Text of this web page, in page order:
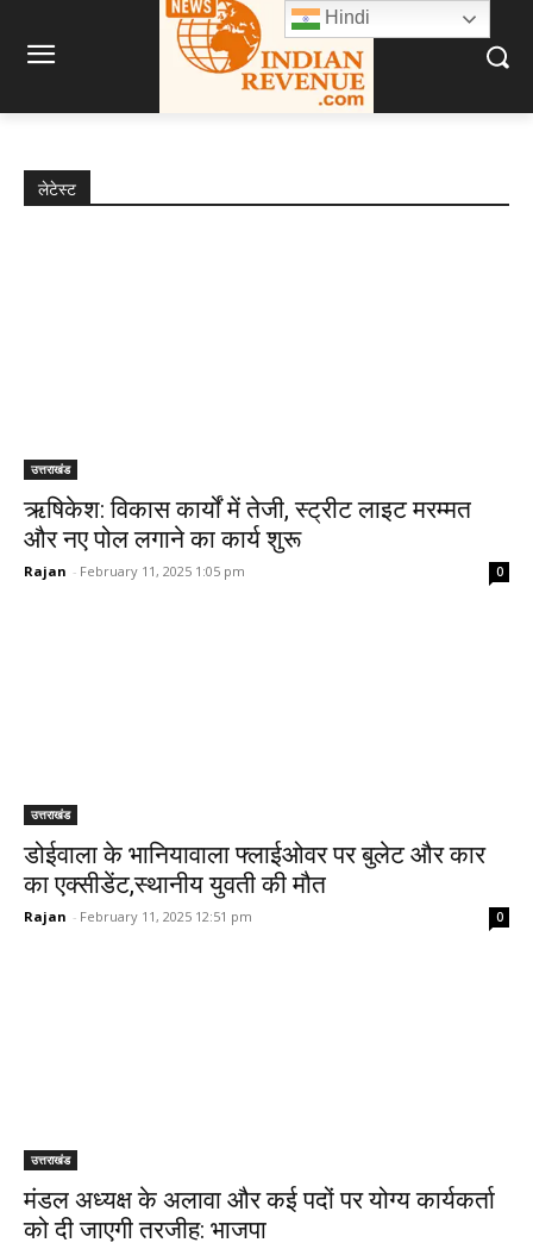
लेटेस्ट
उत्तराखंड
ऋषिकेश: विकास कार्यों में तेजी, स्ट्रीट लाइट मरम्मत
और नए पोल लगाने का कार्य शुरू
Rajan - February 11, 2025 1:05 pm 0
उत्तराखंड
डोईवाला के भानियावाला फ्लाईओवर पर बुलेट और कार
का एक्सीडेंट,स्थानीय युवती की मौत
Rajan - February 11, 2025 12:51 pm 0
उत्तराखंड
मंडल अध्यक्ष के अलावा और कई पदों पर योग्य कार्यकर्ता
को दी जाएगी तरजीह: भाजपा
Hindi